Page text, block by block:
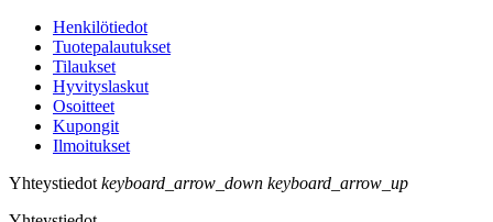
Henkilötiedot
Tuotepalautukset
Tilaukset
Hyvityslaskut
Osoitteet
Kupongit
Ilmoitukset
Yhteystiedot keyboard_arrow_down keyboard_arrow_up